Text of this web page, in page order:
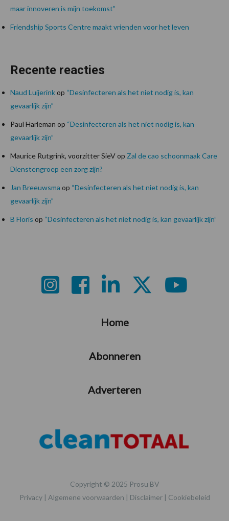
maar innoveren is mijn toekomst”
Friendship Sports Centre maakt vrienden voor het leven
Recente reacties
Naud Luijerinkop “Desinfecteren als het niet nodig is, kan
gevaarlijk zijn”
Paul Harleman op “Desinfecteren als het niet nodig is, kan
gevaarlijk zijn”
Maurice Rutgrink, voorzitter SieVop Zal de cao schoonmaak Care
Dienstengroep een zorg zijn?
Jan Breeuwsma op “Desinfecteren als het niet nodig is, kan
gevaarlijk zijn”
B Floris op “Desinfecteren als het niet nodig is, kan gevaarlijk zijn”
Home
Abonneren
Adverteren
Copyright © 2025 Prosu BV
Privacy| Algemene voorwaarden | Disclaimer| Cookiebeleid